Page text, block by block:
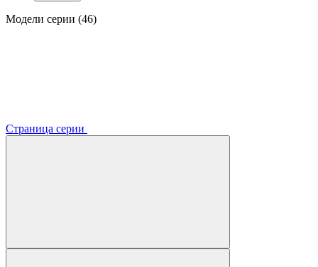
Модели серии (46)
Страница серии